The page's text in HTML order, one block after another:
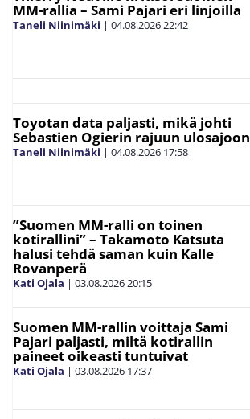
MM-rallia – Sami Pajari eri linjoilla
Taneli Niinimäki | 04.08.202622:42
Toyotan data paljasti, mikä johti
Sebastien Ogierin rajuun ulosajoon
Taneli Niinimäki | 04.08.2026 17:58
”Suomen MM-ralli on toinen
kotirallini” – Takamoto Katsuta
halusi tehdä saman kuin Kalle
Rovanperä
Kati Ojala | 03.08.202620:15
Suomen MM-rallin voittaja Sami
Pajari paljasti, miltä kotirallin
paineet oikeasti tuntuivat
Kati Ojala | 03.08.2026 17:37